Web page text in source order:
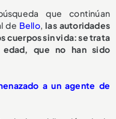
que continúan
de Bello,las autoridades
cuerpos sin vida: se trata
que no han sido
a un agente de